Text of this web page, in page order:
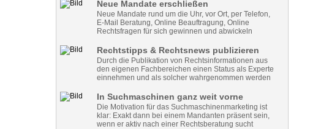
Neue Mandate erschließen
Neue Mandate rund um die Uhr, vor Ort, per Telefon,
E-Mail Beratung, Online Beauftragung, Online
Rechtsfragen für sich gewinnen und abwickeln
Rechtstipps & Rechtsnews publizieren
Durch die Publikation von Rechtsinformationen aus
den eigenen Fachbereichen einen Status als Experte
einnehmen und als solcher wahrgenommen werden
In Suchmaschinen ganz weit vorne
Die Motivation für das Suchmaschinenmarketing ist
klar: Exakt dann bei einem Mandanten präsent sein,
wenn er aktiv nach einer Rechtsberatung sucht